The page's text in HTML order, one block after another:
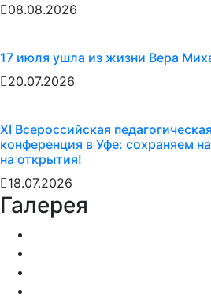
08.08.2026
17 июля ушла из жизни Вера
20.07.2026
XI Всероссийская
конференция в Уфе: сохраняем
на открытия!
18.07.2026
Галерея